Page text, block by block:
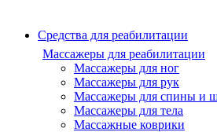
Средства для реабилитации
Массажеры для реабилитации
Массажеры для ног
Массажеры для рук
Массажеры для спины и
Массажеры для тела
Массажные коврики